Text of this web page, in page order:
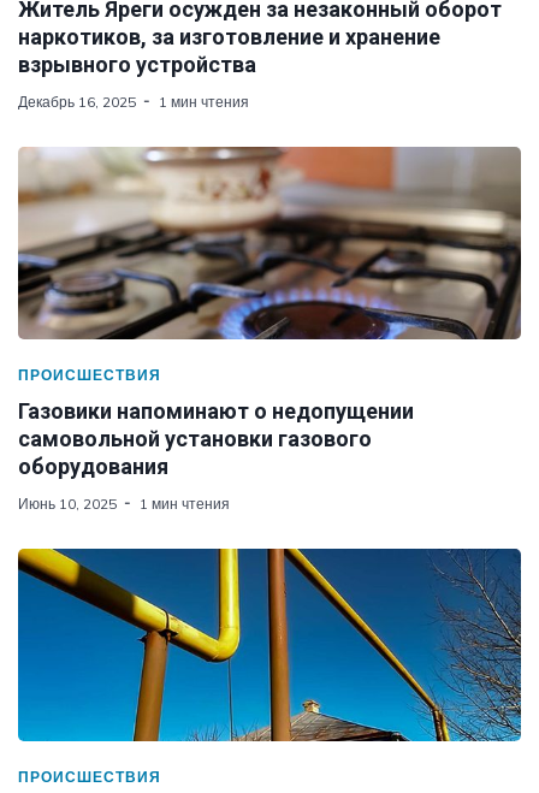
Житель Яреги осужден за незаконный оборот
наркотиков, за изготовление и хранение
взрывного устройства
Декабрь 16, 2025 1 мин чтения
ПРОИСШЕСТВИЯ
Газовики напоминают о недопущении
самовольной установки газового
оборудования
Июнь 10, 2025 1 мин чтения
ПРОИСШЕСТВИЯ